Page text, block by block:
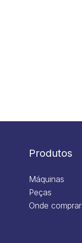
Produtos
Máquinas
Peças
Onde comprar